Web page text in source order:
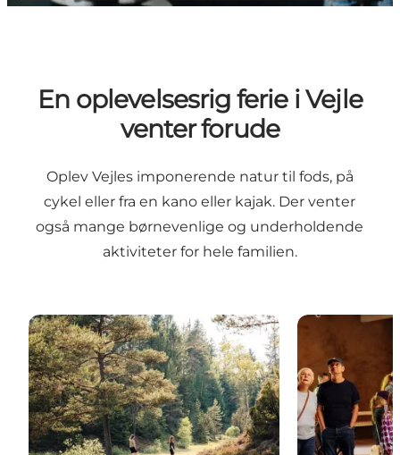
En oplevelsesrig ferie i Vejle
venter forude
Oplev Vejles imponerende natur til fods, på
cykel eller fra en kano eller kajak. Der venter
også mange børnevenlige og underholdende
aktiviteter for hele familien.
Outdoor De bedste